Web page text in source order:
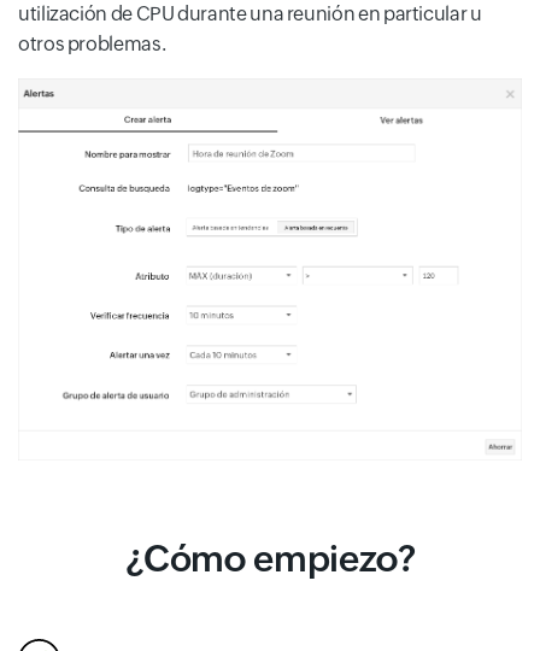
utilización de CPU durante una reunión en particular u
otros problemas.
¿Cómo empiezo?